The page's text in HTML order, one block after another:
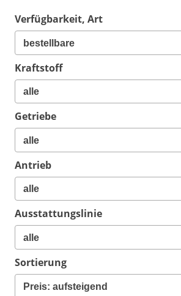
Verfügbarkeit, Art
Kraftstoff
Getriebe
Antrieb
Ausstattungslinie
Sortierung